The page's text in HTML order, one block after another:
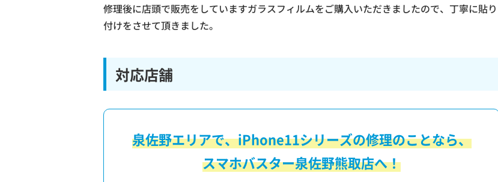
修理後に店頭で販売をしていますガラスフィルムをご購入いただきましたので、丁寧に貼り
付けをさせて頂きました。
対応店舗
泉佐野エリアで、iPhone11シリーズの修理のことなら、
スマホバスター泉佐野熊取店へ！